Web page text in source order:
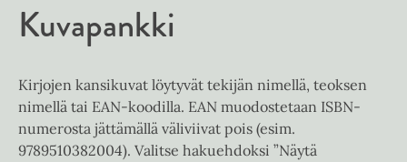
Kuvapankki
Kirjojen kansikuvat löytyvät tekijän nimellä, teoksen
nimellä tai EAN-koodilla. EAN muodostetaan ISBN-
numerosta jättämällä väliviivat pois (esim.
9789510382004). Valitse hakuehdoksi ”Näytä